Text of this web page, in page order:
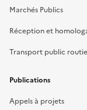
Marchés Publics
Réception et
Transport public
Publications
Appels à projets